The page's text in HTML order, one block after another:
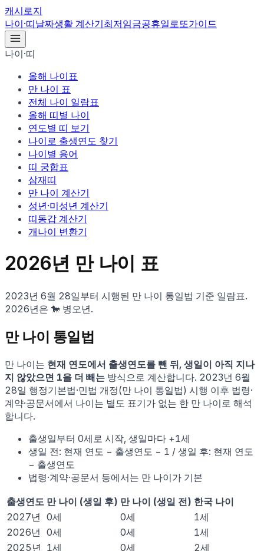
캐시로지
나이·띠날짜생활 계산기최저임금공휴일로또가이드
나이·띠
올해 나이표
만 나이 표
전체 나이 일람표
올해 띠별 나이
연도별 띠 보기
나이로 출생연도 찾기
나이별 용어
띠 궁합표
삼재띠
만 나이 계산기
성년·미성년 계산기
띠동갑 계산기
개나이 변환기
2026년 만 나이 표
2023년 6월 28일부터 시행된 만 나이 통일법 기준 일람표.
2026년은 🐎 병오 년.
만 나이 통일법
만 나이는 현재 연도에서 출생연도를 뺀 뒤, 생일이 아직 지나
지 않았으면 1을 더 빼는 방식으로 계산합니다. 2023년 6월
28일 행정기본법·민법 개정(만 나이 통일법) 시행 이후 법령·
계약·공문서에서 나이는 별도 표기가 없는 한 만 나이로 해석
합니다.
출생일부터 0세로 시작, 생일마다 +1세
생일 전: 현재 연도 − 출생연도 − 1 / 생일 후: 현재 연도
− 출생연도
법령·계약·공문서 등에서는 만 나이가 기본
출생연도 만 나이 (생일 후) 만 나이 (생일 전) 한국 나이
2027년 0세 0세 1세
2026년 0세 0세 1세
2025 년 1세 0세 2세